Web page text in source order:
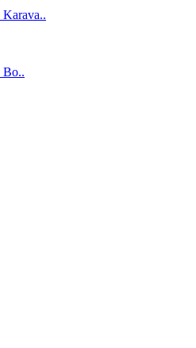
Karava..
Bo..